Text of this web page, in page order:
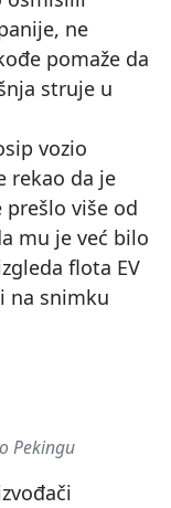
ne
pomaže da
struje u
vozio
rekao da je
više od
mu je već bilo
flota EV
na snimku
Pekingu